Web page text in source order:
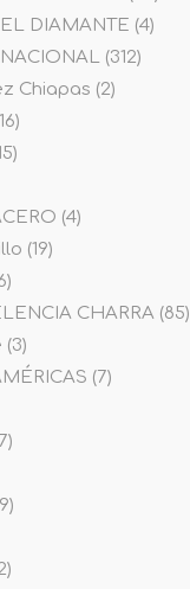
DIAMANTE (4)
(312)
Chiapas (2)
(4)
(19)
CHARRA(85)
(3)
(7)